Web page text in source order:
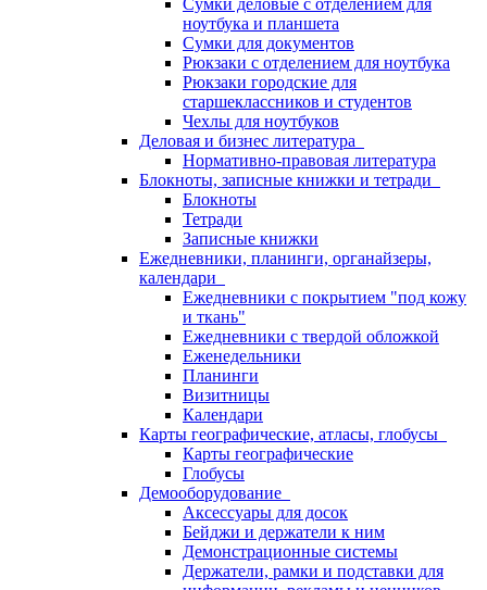
Сумки деловые с отделением для
ноутбука и планшета
Сумки для документов
Рюкзаки с отделением для ноутбука
Рюкзаки городские для
старшеклассников и студентов
Чехлы для ноутбуков
Деловая и бизнес литература
Нормативно-правовая литература
Блокноты, записные книжки и тетради
Блокноты
Тетради
Записные книжки
Ежедневники, планинги, органайзеры,
календари
Ежедневники с покрытием "под кожу
и ткань"
Ежедневники с твердой обложкой
Еженедельники
Планинги
Визитницы
Календари
Карты географические, атласы, глобусы
Карты географические
Глобусы
Демооборудование
Аксессуары для досок
Бейджи и держатели к ним
Демонстрационные системы
Держатели, рамки и подставки для